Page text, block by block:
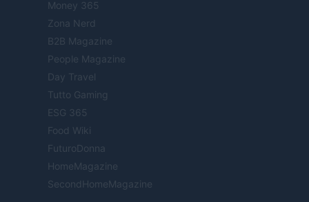
Money 365
Zona Nerd
B2B Magazine
People Magazine
Day Travel
Tutto Gaming
ESG 365
Food Wiki
FuturoDonna
HomeMagazine
SecondHomeMagazine